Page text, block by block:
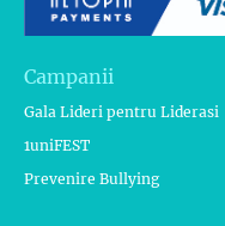
Campanii
Gala Lideri pentru Liderasi
1uniFEST
Prevenire Bullying